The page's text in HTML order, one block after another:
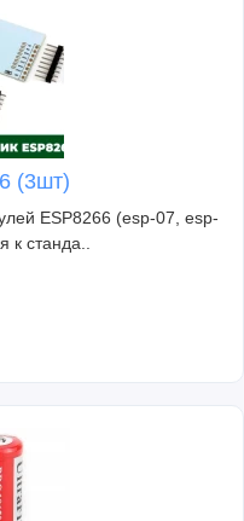
(3шт)
ESP8266 (esp-07, esp-
станда..